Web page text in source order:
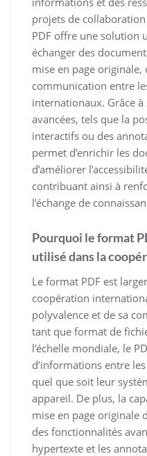
projets de
PDF offre une solution
échanger des
mise en page originale,
communication entre
internationaux. Grâce
avancées, tels que la
interactifs ou des
permet d’enrichir les
d’améliorer
contribuant ainsi à
l’échange de
Pourquoi le format
utilisé dans la
Le format PDF est
coopération
polyvalence et de sa
tant que format de
l’échelle mondiale, le
d’informations entre
quel que soit leur
appareil. De plus, la
mise en page originale
des fonctionnalités
hypertexte et les